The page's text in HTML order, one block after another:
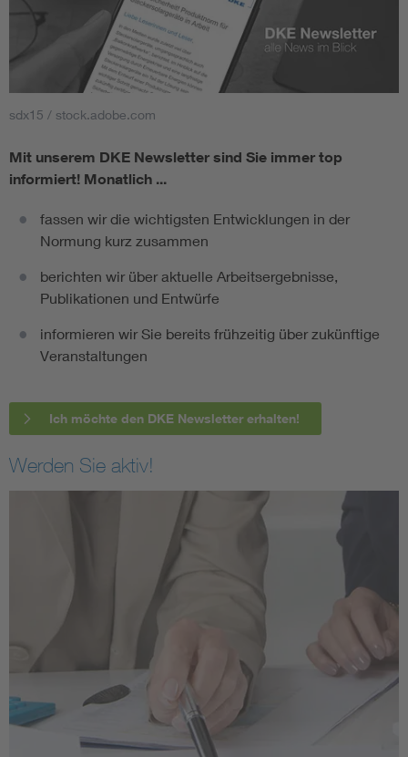
sdx15 / stock.adobe.com
Mit unserem DKE Newsletter sind Sie immer top
informiert! Monatlich ...
fassen wir die wichtigsten Entwicklungen in der
Normung kurz zusammen
berichten wir über aktuelle Arbeitsergebnisse,
Publikationen und Entwürfe
informieren wir Sie bereits frühzeitig über zukünftige
Veranstaltungen
Ich möchte den DKE Newsletter erhalten!
Werden Sie aktiv!